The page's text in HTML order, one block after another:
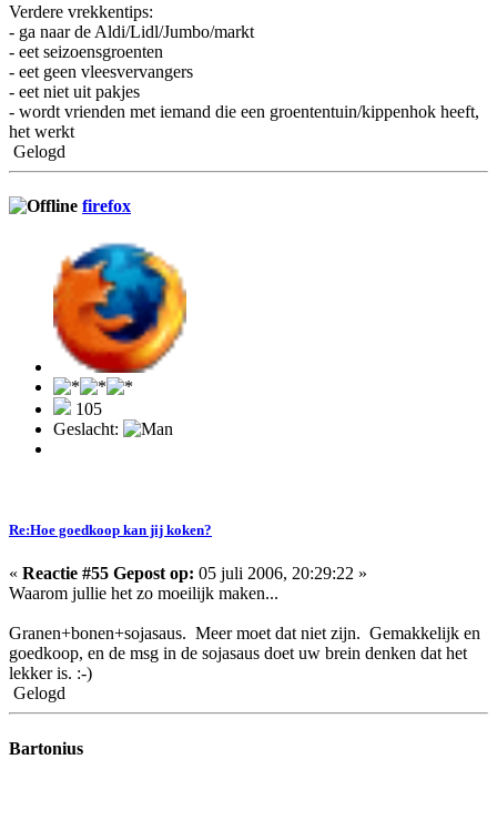
Verdere vrekkentips:
- ga naar de Aldi/Lidl/Jumbo/markt
- eet seizoensgroenten
- eet geen vleesvervangers
- eet niet uit pakjes
- wordt vrienden met iemand die een groententuin/kippenhok heeft,
het werkt
Gelogd
firefox
105
Geslacht:
Re:Hoe goedkoop kan jij koken?
« Reactie #55 Gepost op: 05 juli 2006, 20:29:22 »
Waarom jullie het zo moeilijk maken...
Granen+bonen+sojasaus. Meer moet dat niet zijn. Gemakkelijk en
goedkoop, en de msg in de sojasaus doet uw brein denken dat het
lekker is. :-)
Gelogd
Bartonius